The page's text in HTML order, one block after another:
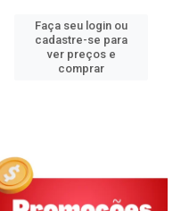
Faça seu login ou
cadastre-se para
ver preços e
comprar